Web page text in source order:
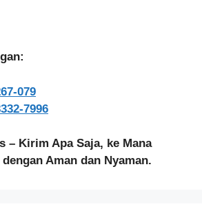
079
7996
– Kirim Apa Saja, ke Mana
Aman dan Nyaman.